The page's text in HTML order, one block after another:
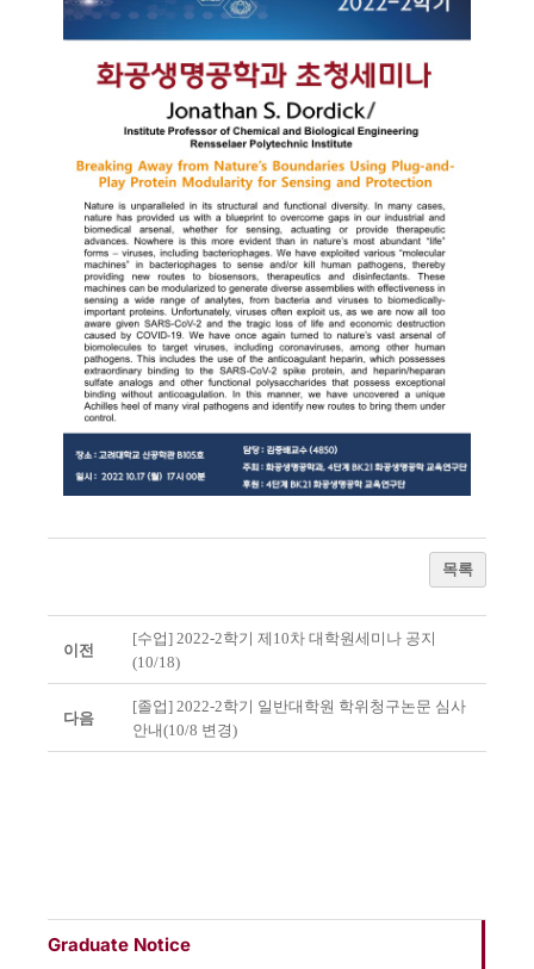
목록
이전
[수업] 2022-2학기 제10차 대학원세미나 공지
(10/18)
다음
[졸업] 2022-2학기 일반대학원 학위청구논문 심사
안내(10/8 변경)
Graduate Notice